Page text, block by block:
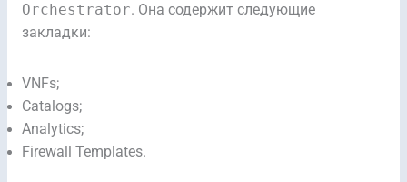
Orchestrator. Она содержит следующие
закладки:
VNFs;
Catalogs;
Analytics;
Firewall Templates.